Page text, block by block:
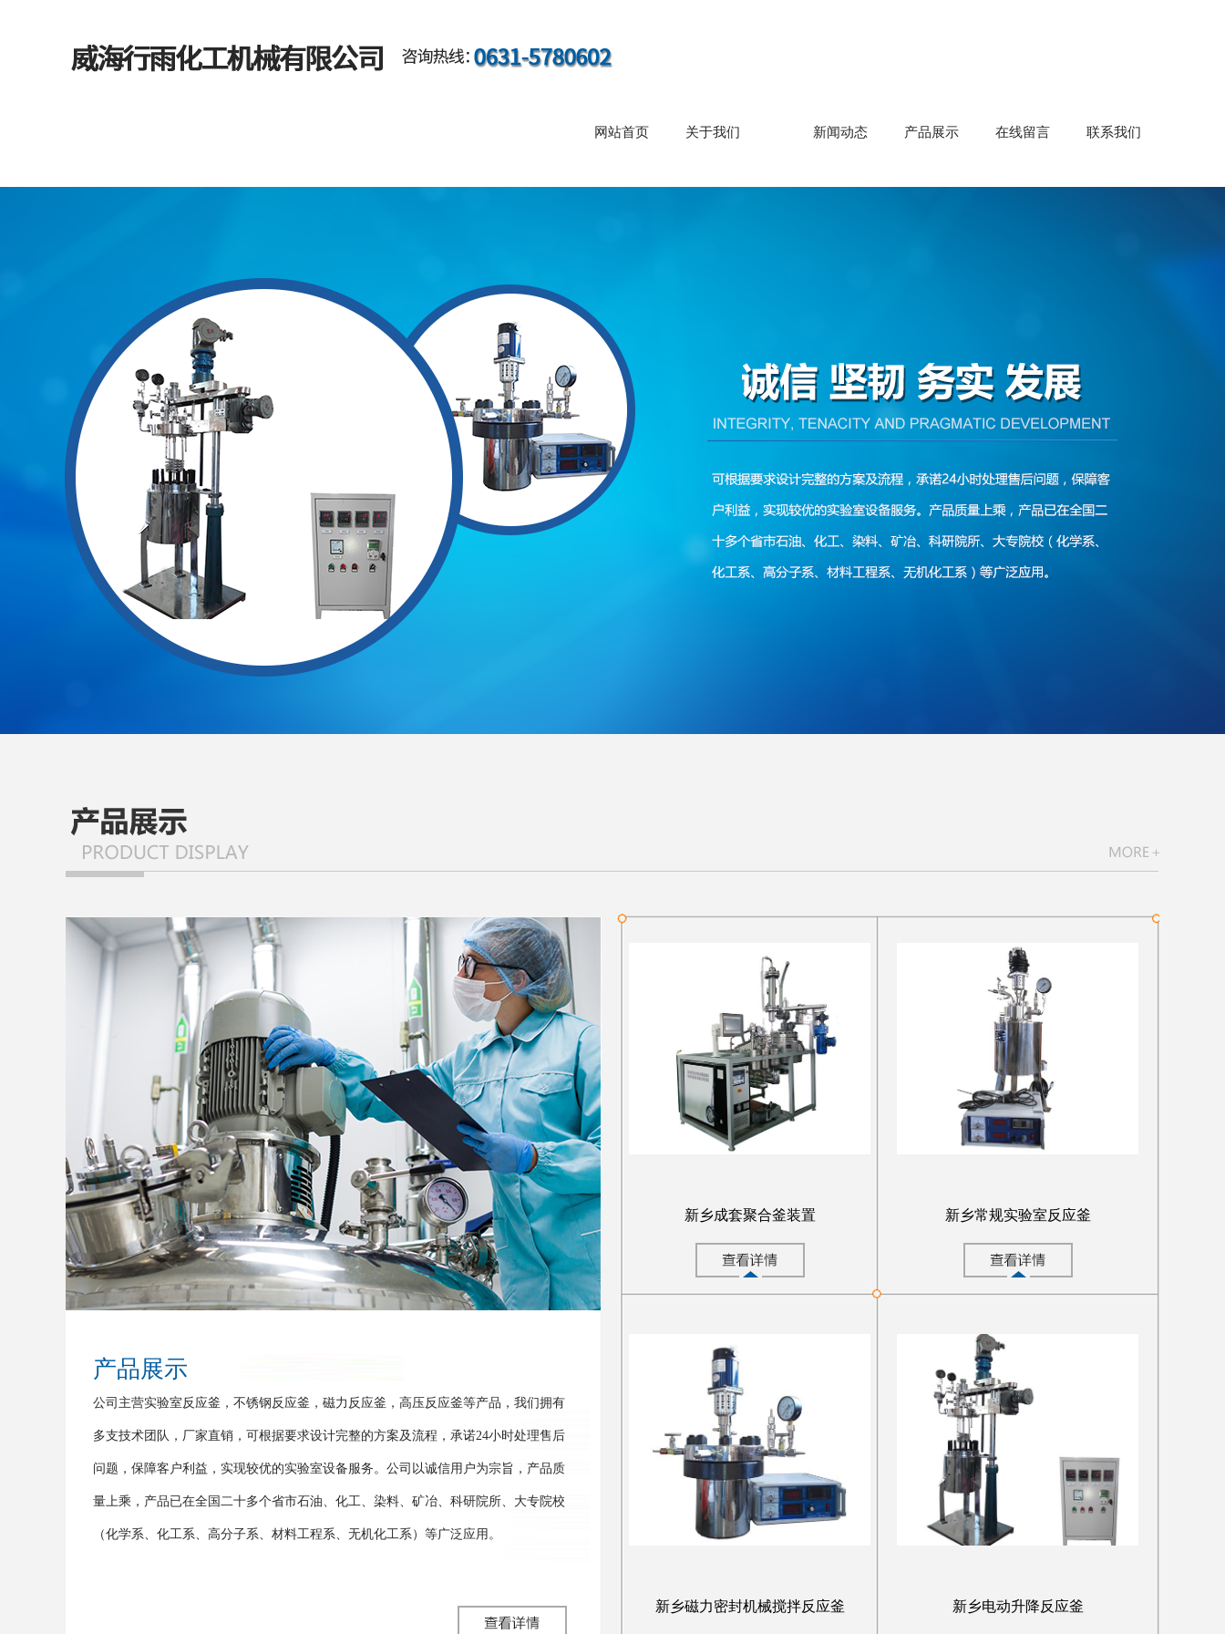
网站首页 关于我们 新闻动态 产品展示 在线留言 联系我们
产品展示
公司主营实验室反应釜，不锈钢反应釜，磁力反应釜，高压反应釜等产品，我们拥有
多支技术团队，厂家直销，可根据要求设计完整的方案及流程，承诺24小时处理售后
问题，保障客户利益，实现较优的实验室设备服务。公司以诚信用户为宗旨，产品质
量上乘，产品已在全国二十多个省市石油、化工、染料、矿冶、科研院所、大专院校
（化学系、化工系、高分子系、材料工程系、无机化工系）等广泛应用。
新乡成套聚合釜装置 新乡常规实验室反应釜
新乡磁力密封机械搅拌反应釜 新乡电动升降反应釜